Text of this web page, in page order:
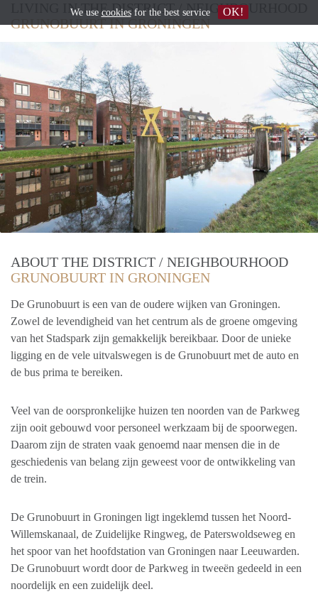
LIVING IN THE DISTRICT / NEIGHBOURHOOD
GRUNOBUURT IN GRONINGEN
ABOUT THE DISTRICT / NEIGHBOURHOOD
GRUNOBUURT IN GRONINGEN
De Grunobuurt is een van de oudere wijken van Groningen.
Zowel de levendigheid van het centrum als de groene omgeving
van het Stadspark zijn gemakkelijk bereikbaar. Door de unieke
ligging en de vele uitvalswegen is de Grunobuurt met de auto en
de bus prima te bereiken.
Veel van de oorspronkelijke huizen ten noorden van de Parkweg
zijn ooit gebouwd voor personeel werkzaam bij de spoorwegen.
Daarom zijn de straten vaak genoemd naar mensen die in de
geschiedenis van belang zijn geweest voor de ontwikkeling van
de trein.
De Grunobuurt in Groningen ligt ingeklemd tussen het Noord-
Willemskanaal, de Zuidelijke Ringweg, de Paterswoldseweg en
het spoor van het hoofdstation van Groningen naar Leeuwarden.
De Grunobuurt wordt door de Parkweg in tweeën gedeeld in een
noordelijk en een zuidelijk deel.
We use cookiesfor the best service OK!